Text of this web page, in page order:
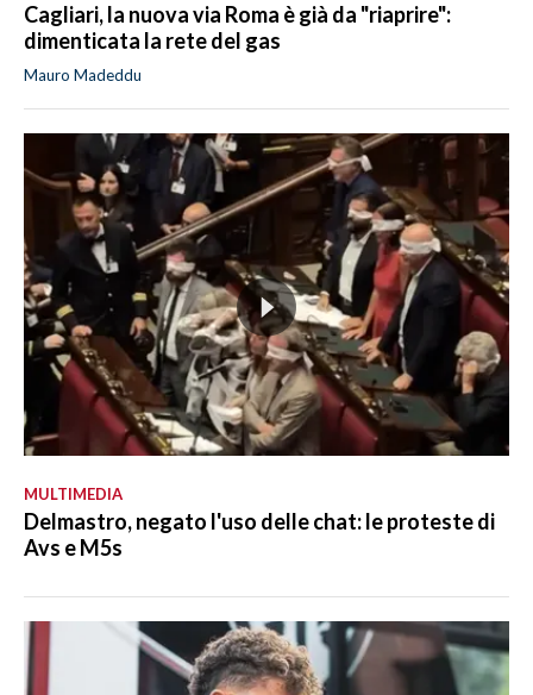
Cagliari, la nuova via Roma è già da "riaprire":
dimenticata la rete del gas
Mauro Madeddu
MULTIMEDIA
Delmastro, negato l'uso delle chat: le proteste di
Avs e M5s